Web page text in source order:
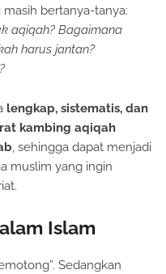
bertanya-tanya:
aqiqah? Bagaimana
harus jantan?
lengkap, sistematis, dan
kambing aqiqah
, sehingga dapat menjadi
muslim yang ingin
Islam
Sedangkan